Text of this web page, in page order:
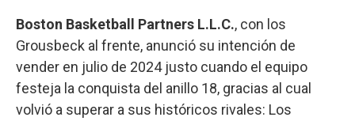
Boston Basketball Partners L.L.C., con los
Grousbeck al frente, anunció su intención de
vender en julio de 2024 justo cuando el equipo
festeja la conquista del anillo 18, gracias al cual
volvió a superar a sus históricos rivales: Los